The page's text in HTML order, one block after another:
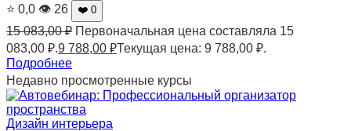
⭐ 0,0 👁 26 ❤️ 0
15 083,00₽ Первоначальная цена составляла 15
083,00 ₽.9 788,00 ₽Текущая цена: 9 788,00 ₽.
Подробнее
Недавно просмотренные курсы
Дизайн интерьера